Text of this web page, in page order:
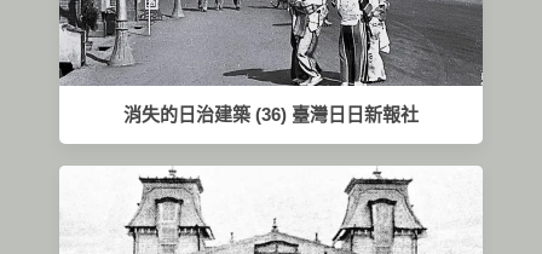
消失的日治建築 (36) 臺灣日日新報社